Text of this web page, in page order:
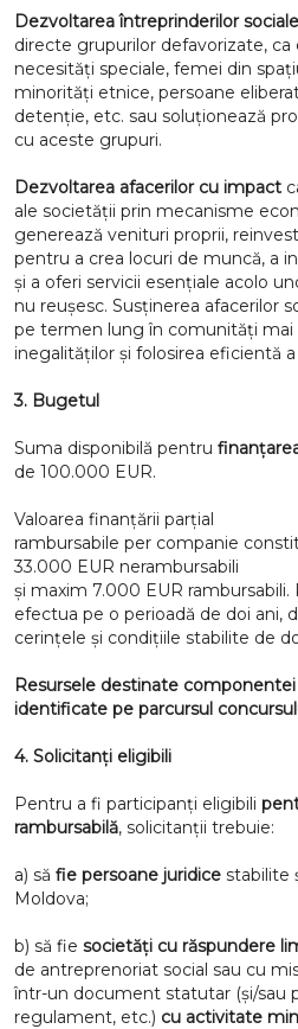
Dezvoltarea întreprinderilor sociale
directe grupurilor defavorizate,
necesități speciale, femei din
minorități etnice, persoane
detenție, etc. sau soluționează
cu aceste grupuri.
Dezvoltarea afacerilor cu impact
ale societății prin mecanisme
generează venituri proprii,
pentru a crea locuri de muncă, a
și a oferi servicii esențiale acolo
nu reușesc. Susținerea afacerilor
pe termen lung în comunități mai
inegalităților și folosirea eficientă
3. Bugetul
Suma disponibilă pentru
de 100.000 EUR.
Valoarea finanțării parțial
rambursabile per companie
33.000 EUR nerambursabili
și maxim 7.000 EUR rambursabili.
efectua pe o perioadă de doi ani,
cerințele și condițiile stabilite de
Resursele destinate
identificate pe parcursul
4. Solicitanți eligibili
Pentru a fi participanți eligibili
rambursabilă, solicitanții trebuie:
a) să fie persoane juridice stabilite
Moldova;
b) să fie societăți cu răspundere
de antreprenoriat social sau cu
într-un document statutar (și/sau
regulament, etc.) cu activitate